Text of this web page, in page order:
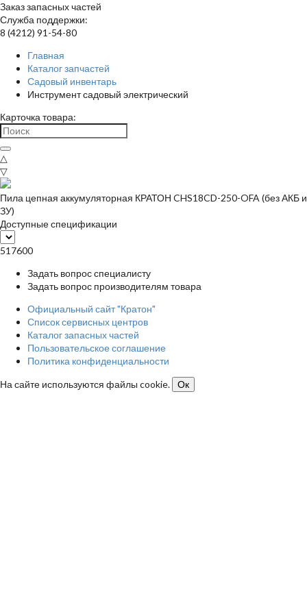
Заказ запасных частей
Служба поддержки:
8 (4212) 91-54-80
Главная
Каталог запчастей
Садовый инвентарь
Инструмент садовый электрический
Карточка товара:
△
▽
Пила цепная аккумуляторная КРАТОН CHS18CD-250-OFA (без АКБ и
ЗУ)
Доступные спецификации
517600
Задать вопрос специалисту
Задать вопрос производителям товара
Официальный сайт "Кратон"
Список сервисных центров
Каталог запасных частей
Пользовательское соглашение
Политика конфиденциальности
На сайте используются файлы cookie.
Ок